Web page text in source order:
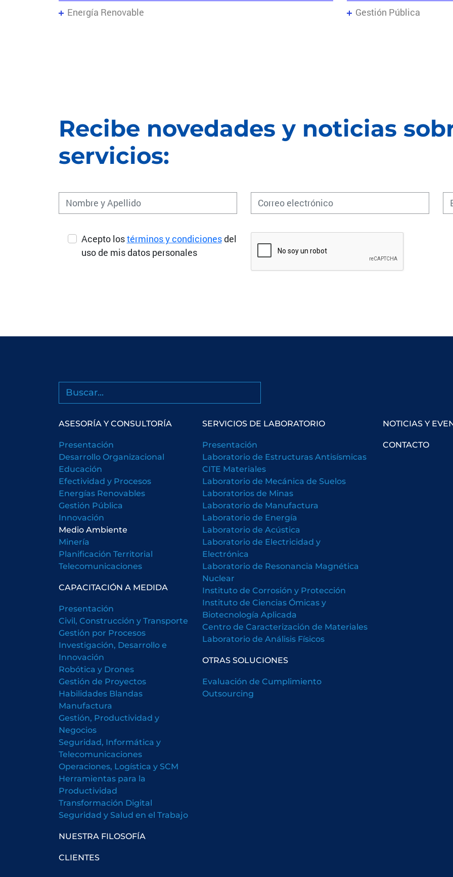
Energía Renovable
Gestión Pública
Recibe novedades y noticias
servicios:
Acepto lostérminos y condicionesdel
uso de mis datos personales
Buscar
ASESORÍA Y CONSULTORÍA
Presentación
Desarrollo Organizacional
Educación
Efectividad y Procesos
Energías Renovables
Gestión Pública
Innovación
Medio Ambiente
Minería
Planificación Territorial
Telecomunicaciones
CAPACITACIÓN A MEDIDA
Presentación
Civil, Construcción y Transporte
Gestión por Procesos
Investigación, Desarrollo e
Innovación
Robótica y Drones
Gestión de Proyectos
Habilidades Blandas
Manufactura
Gestión, Productividad y
Negocios
Seguridad, Informática y
Telecomunicaciones
Operaciones, Logística y SCM
Herramientas para la
Productividad
Transformación Digital
Seguridad y Salud en el Trabajo
NUESTRA FILOSOFÍA
CLIENTES
SERVICIOS DE LABORATORIO
Presentación
Laboratorio de Estructuras Antisísmicas
CITE Materiales
Laboratorio de Mecánica de Suelos
Laboratorios de Minas
Laboratorio de Manufactura
Laboratorio de Energía
Laboratorio de Acústica
Laboratorio de Electricidad y
Electrónica
Laboratorio de Resonancia Magnética
Nuclear
Instituto de Corrosión y Protección
Instituto de Ciencias Ómicas y
Biotecnología Aplicada
Centro de Caracterización de Materiales
Laboratorio de Análisis Físicos
OTRAS SOLUCIONES
Evaluación de Cumplimiento
Outsourcing
NOTICIAS Y
CONTACTO